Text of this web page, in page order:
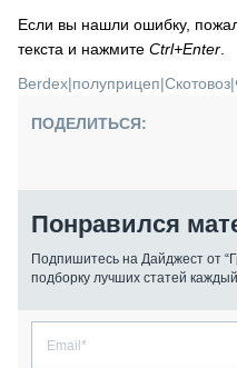
Если вы нашли ошибку,
текста и нажмите Ctrl+Enter
Berdex|полуприцеп|Скотовоз|
ПОДЕЛИТЬСЯ:
Понравился
Подпишитесь на Дайджест от
подборку лучших статей